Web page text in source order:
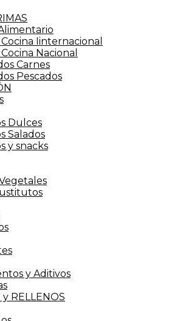
Cocina Iinternacional
Nacional
Carnes
Pescados
Dulces
Salados
y snacks
y Aditivos
y RELLENOS